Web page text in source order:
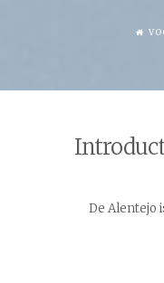
De Alentejo